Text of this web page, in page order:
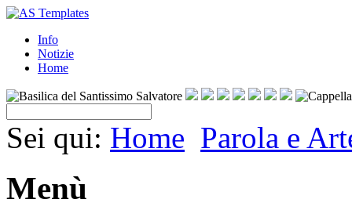
Info
Notizie
Home
Sei qui: Home Parola e
Menù